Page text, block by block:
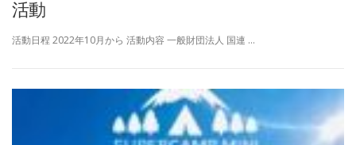
活動
活動日程 2022年10月から 活動内容 一般財団法人 国連 …